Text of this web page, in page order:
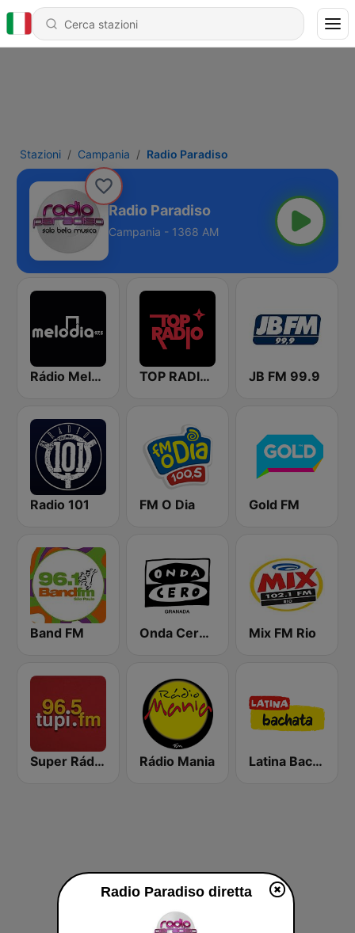
Stazioni Campania Radio Paradiso
Radio Paradiso
Campania - 1368 AM
Rádio Melodia FM TOP RADIO 101 JB FM 99.9
Radio 101 FM O Dia Gold FM
Band FM Onda Cero Granada Mix FM Rio
Super Rádio Tupi Rádio Mania Latina Bachata
Radio Paradiso diretta